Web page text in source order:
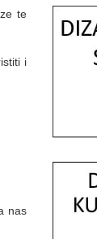
te
i
nas